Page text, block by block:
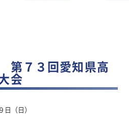
第７３回愛知県高
会
（日）